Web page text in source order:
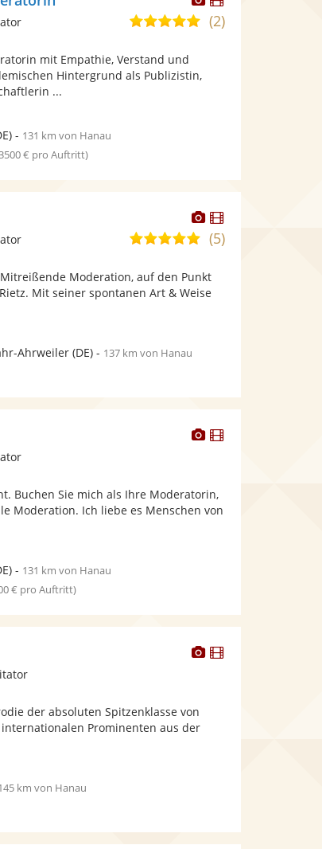
Künstler
stellt
Künstler
4,9
Sternen
(2)
mit Empathie, Verstand und
Hintergrund als Publizistin,
...
- 131 km von Hanau
€ pro Auftritt)
Dieser
Künstler
stellt
bereit.
Dieser
Künstler
5,0
5
Sternen
(5)
Moderation, auf den Punkt
Mit seiner spontanen Art & Weise
Ahrweiler(DE)- 137 km von Hanau
Dieser
Fotos
bereit.
Dieser
Buchen Sie mich als Ihre Moderatorin,
Moderation. Ich liebe es Menschen von
- 131 km von Hanau
€ pro Auftritt)
DieserDieser
der absoluten Spitzenklasse von
Prominenten aus der
km von Hanau